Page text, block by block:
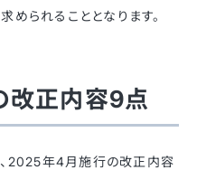
られることとなります。
正内容9点
2025年4月施行の改正内容